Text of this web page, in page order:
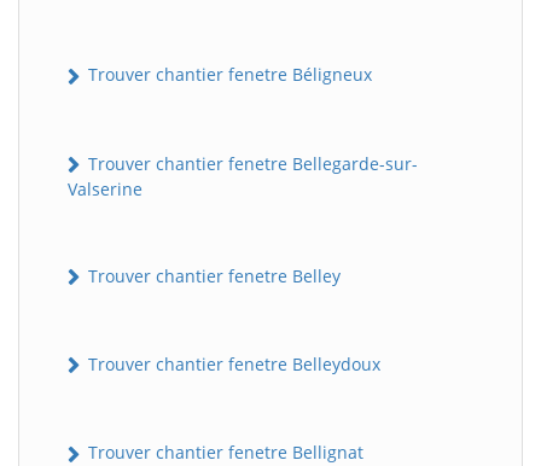
Trouver chantier fenetre Béligneux
Trouver chantier fenetre Bellegarde-sur-
Valserine
Trouver chantier fenetre Belley
Trouver chantier fenetre Belleydoux
Trouver chantier fenetre Bellignat